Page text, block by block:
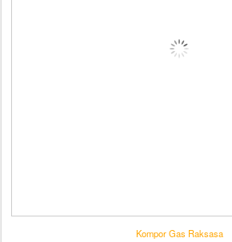
Kompor Gas Raksasa